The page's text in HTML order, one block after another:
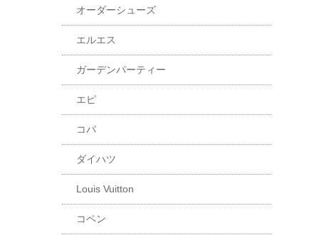
オーダーシューズ
エルエス
ガーデンパーティー
エピ
コバ
ダイハツ
Louis Vuitton
コペン